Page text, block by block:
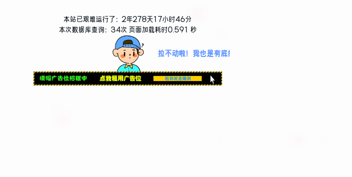
本站已艰难运行了：2年278天17小时46分
本次数据库查询：34次 页面加载耗时0.591 秒
拉不动啦！我也是有底线哒~